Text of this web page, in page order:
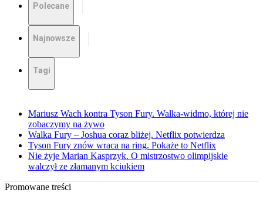
Polecane
Najnowsze
Tagi
Mariusz Wach kontra Tyson Fury. Walka-widmo, której nie
zobaczymy na żywo
Walka Fury – Joshua coraz bliżej. Netflix potwierdza
Tyson Fury znów wraca na ring. Pokaże to Netflix
Nie żyje Marian Kasprzyk. O mistrzostwo olimpijskie
walczył ze złamanym kciukiem
Promowane treści